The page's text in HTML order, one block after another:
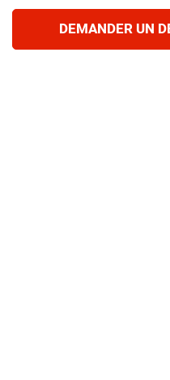
DEMANDER UN